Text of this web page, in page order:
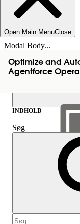
Open Main MenuClose
Modal Body...
Optimize and
Agentforce
Vis
Indhold
INDHOLD
Søg